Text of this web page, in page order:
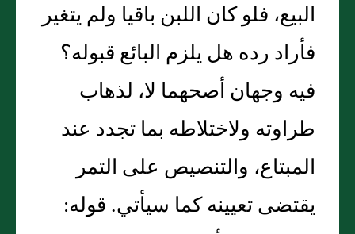
البيع، فلو كان اللبن باقيا ولم يتغير
فأراد رده هل يلزم البائع قبوله؟
فيه وجهان أصحهما لا، لذهاب
طراوته ولاختلاطه بما تجدد عند
المبتاع، والتنصيص على التمر
يقتضى تعيينه كما سيأتي. قوله: